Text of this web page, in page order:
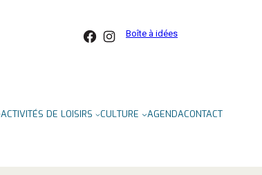
Facebook
Instagram
Boîte à idées
ACTIVITÉS DE LOISIRS CULTURE AGENDACONTACT